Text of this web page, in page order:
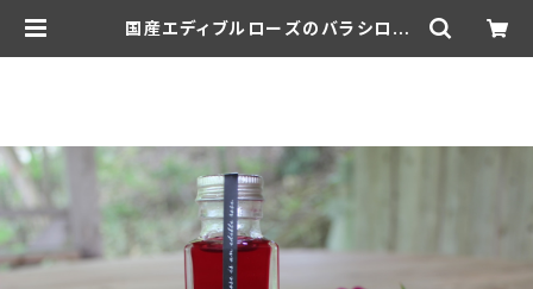
国産エディブルローズのバラシロッ